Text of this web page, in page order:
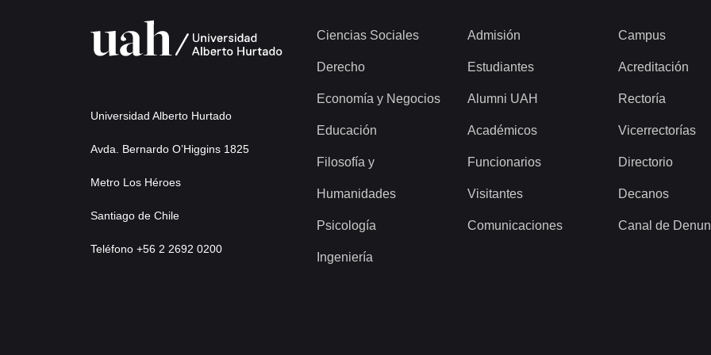
Universidad Alberto Hurtado
Avda. Bernardo O’Higgins 1825
Metro Los Héroes
Santiago de Chile
Teléfono +56 2 2692 0200
Ciencias Sociales
Derecho
Economía y Negocios
Educación
Filosofía y
Humanidades
Psicología
Ingeniería
Admisión
Estudiantes
Alumni UAH
Académicos
Funcionarios
Visitantes
Comunicaciones
Campus
Acreditación
Rectoría
Vicerrectorías
Directorio
Decanos
Canal de